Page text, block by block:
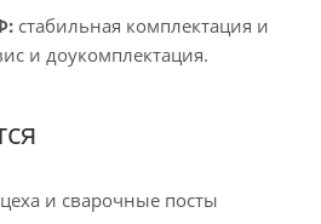
стабильная комплектация и
и доукомплектация.
и сварочные посты